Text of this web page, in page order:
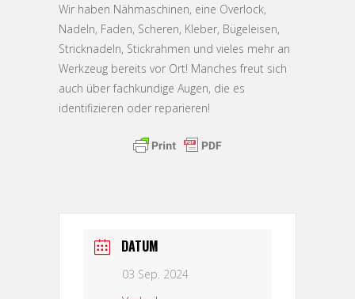
Wir haben Nähmaschinen, eine Overlock,
Nadeln, Faden, Scheren, Kleber, Bügeleisen,
Stricknadeln, Stickrahmen und vieles mehr an
Werkzeug bereits vor Ort! Manches freut sich
auch über fachkundige Augen, die es
identifizieren oder reparieren!
DATUM
03 Sep. 2024